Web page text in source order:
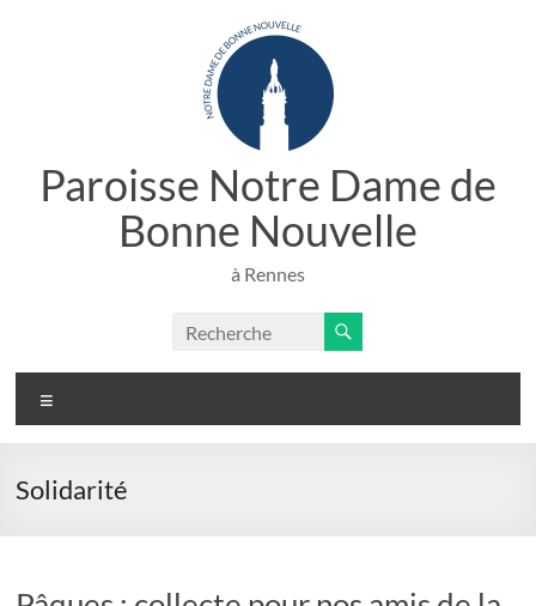
Paroisse Notre Dame de
Bonne Nouvelle
à Rennes
Solidarité